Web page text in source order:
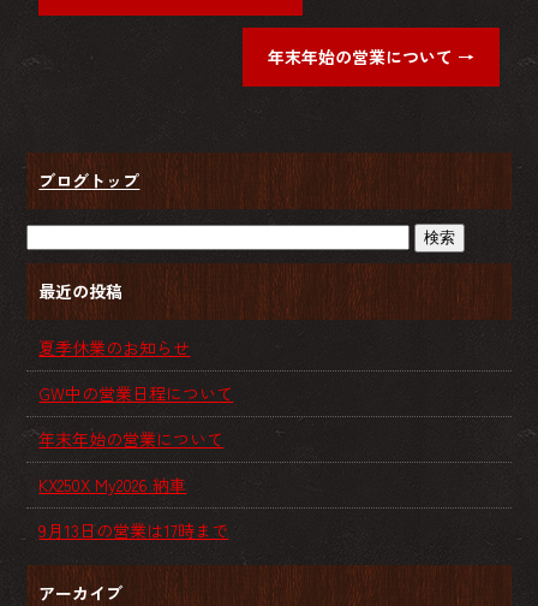
年末年始の営業について →
ブログトップ
最近の投稿
夏季休業のお知らせ
GW中の営業日程について
年末年始の営業について
KX250X My2026 納車
9月13日の営業は17時まで
アーカイブ